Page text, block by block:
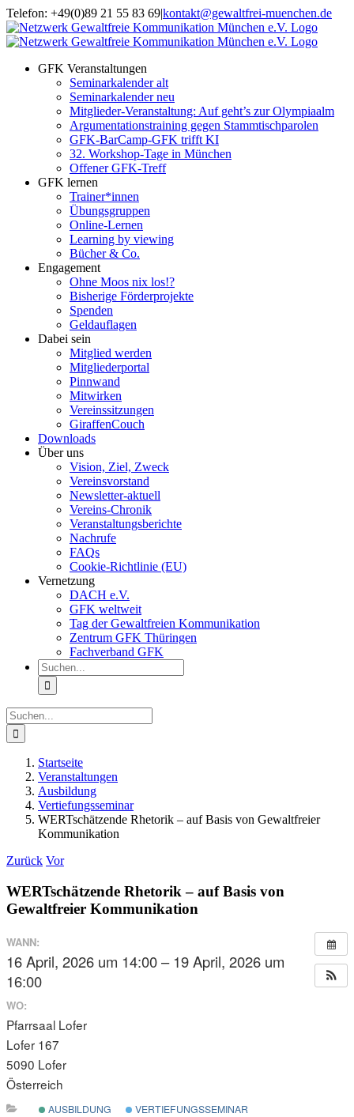
Zum
Inhalt
springen
Telefon: +49(0)89 21 55 83 69|kontakt@gewaltfrei-muenchen.de
Einloggen
Seminarkalender
Infos
zum
GFK Veranstaltungen
Seminarkalender alt
Seminarkalender neu
Mitglieder-Veranstaltung: Auf geht’s zur Olympiaalm
Argumentationstraining gegen Stammtischparolen
GFK-BarCamp-GFK trifft KI
32. Workshop-Tage in München
Offener GFK-Treff
GFK lernen
Trainer*innen
Übungsgruppen
Online-Lernen
Learning by viewing
Bücher & Co.
Engagement
Ohne Moos nix los!?
Bisherige Förderprojekte
Spenden
Geldauflagen
Dabei sein
Mitglied werden
Mitgliederportal
Pinnwand
Mitwirken
Vereinssitzungen
GiraffenCouch
Downloads
Über uns
Vision, Ziel, Zweck
Vereinsvorstand
Newsletter-aktuell
Vereins-Chronik
Veranstaltungsberichte
Nachrufe
FAQs
Cookie-Richtlinie (EU)
Vernetzung
DACH e.V.
GFK weltweit
Tag der Gewaltfreien Kommunikation
Zentrum GFK Thüringen
Fachverband GFK
Suche
nach:
Suche
nach:
Startseite
Veranstaltungen
Ausbildung
Vertiefungsseminar
WERTschätzende Rhetorik – auf Basis von Gewaltfreier
Kommunikation
Zurück Vor
WERTschätzende Rhetorik – auf Basis von
Gewaltfreier Kommunikation
WANN:
16 April, 2026 um 14:00 – 19 April, 2026 um
16:00
WO:
Pfarrsaal Lofer
Lofer 167
5090 Lofer
Österreich
AUSBILDUNG VERTIEFUNGSSEMINAR